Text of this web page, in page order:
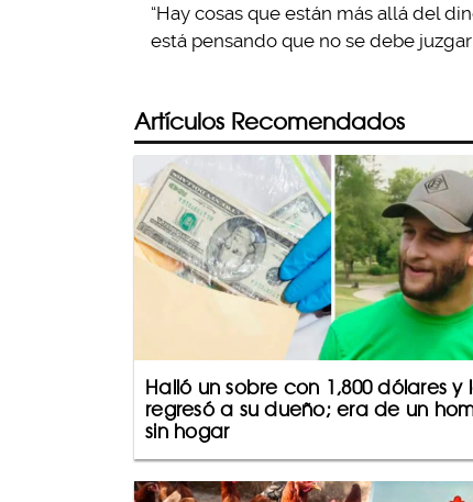
“Hay cosas que están más allá del
está pensando que no se debe
Artículos Recomendados
Halló un sobre con 1,800 dólares y
regresó a su dueño; era de un
sin hogar